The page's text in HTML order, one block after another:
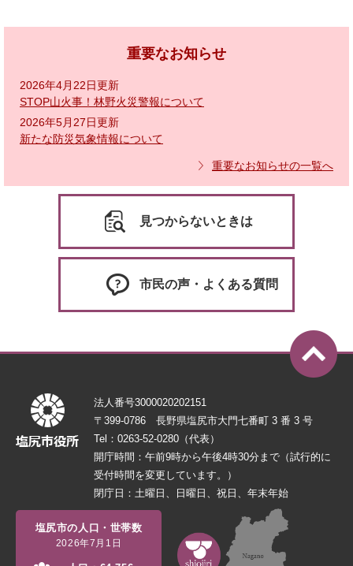
重要なお知らせ
2026年4月22日更新
STOP山火事！林野火災警報について
2026年5月27日更新
新たな防災気象情報について
重要なお知らせの一覧へ
見つからないときは
市民の声・よくある質問
法人番号3000020202151
〒399-0786 長野県塩尻市大門七番町 3 番 3 号
Tel：0263-52-0280（代表）
開庁時間：午前9時から午後4時30分まで（試行的に
受付時間を変更しています。）
閉庁日：土曜日、日曜日、祝日、年末年始
塩尻市の人口・世帯数
2026年7月1日